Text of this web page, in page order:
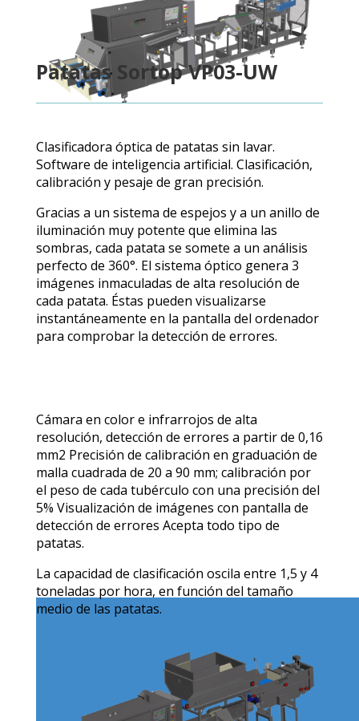
Patatas Sortop VP03-UW
Clasificadora óptica de patatas sin lavar.
Software de inteligencia artificial. Clasificación,
calibración y pesaje de gran precisión.
Gracias a un sistema de espejos y a un anillo de
iluminación muy potente que elimina las
sombras, cada patata se somete a un análisis
perfecto de 360°. El sistema óptico genera 3
imágenes inmaculadas de alta resolución de
cada patata. Éstas pueden visualizarse
instantáneamente en la pantalla del ordenador
para comprobar la detección de errores.
Cámara en color e infrarrojos de alta
resolución, detección de errores a partir de 0,16
mm2 Precisión de calibración en graduación de
malla cuadrada de 20 a 90 mm; calibración por
el peso de cada tubérculo con una precisión del
5% Visualización de imágenes con pantalla de
detección de errores Acepta todo tipo de
patatas.
La capacidad de clasificación oscila entre 1,5 y 4
toneladas por hora, en función del tamaño
medio de las patatas.